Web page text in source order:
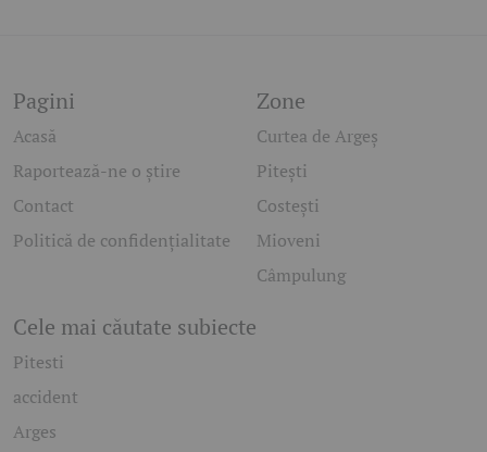
Pagini
Acasă
Raportează-ne o știre
Contact
Politică de confidențialitate
Zone
Curtea de Argeș
Pitești
Costești
Mioveni
Câmpulung
Cele mai căutate subiecte
Pitesti
accident
Arges